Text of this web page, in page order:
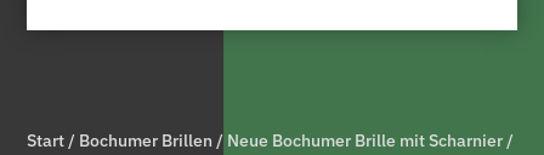
Start / Bochumer Brillen / Neue Bochumer Brille mit Scharnier /